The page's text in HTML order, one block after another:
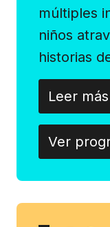
múltiples
niños
historias
Leer más
Ver